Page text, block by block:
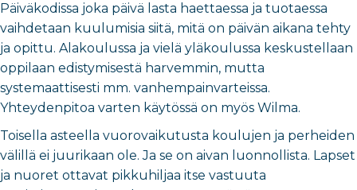
Päiväkodissa joka päivä lasta haettaessa ja tuotaessa
vaihdetaan kuulumisia siitä, mitä on päivän aikana tehty
ja opittu. Alakoulussa ja vielä yläkoulussa keskustellaan
oppilaan edistymisestä harvemmin, mutta
systemaattisesti mm. vanhempainvarteissa.
Yhteydenpitoa varten käytössä on myös Wilma.
Toisella asteella vuorovaikutusta koulujen ja perheiden
välillä ei juurikaan ole. Ja se on aivan luonnollista. Lapset
ja nuoret ottavat pikkuhiljaa itse vastuuta